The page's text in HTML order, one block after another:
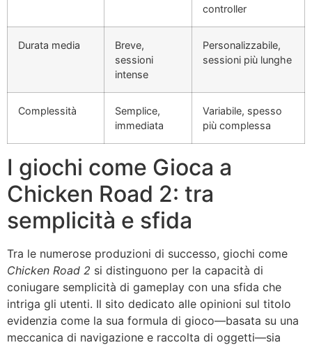
controller
Durata media
Breve,
sessioni
intense
Personalizzabile,
sessioni più lunghe
Complessità
Semplice,
immediata
Variabile, spesso
più complessa
I giochi come Gioca a
Chicken Road 2: tra
semplicità e sfida
Tra le numerose produzioni di successo, giochi come
Chicken Road 2 si distinguono per la capacità di
coniugare semplicità di gameplay con una sfida che
intriga gli utenti. Il sito dedicato alle opinioni sul titolo
evidenzia come la sua formula di gioco—basata su una
meccanica di navigazione e raccolta di oggetti—sia